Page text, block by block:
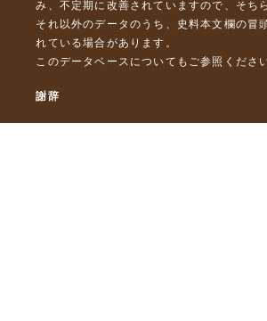
み、不定期に改善されていますので、 そちら
それ以外のデータのうち、史料本文欄の冒
れている場合があります。
このデータベースについて もご参照くださ
謝辞